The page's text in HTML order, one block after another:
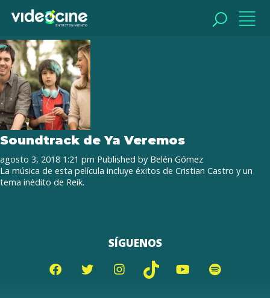
Tag Archive: Soundtrack Ya
Veremos
Soundtrack de Ya Veremos
agosto 3, 2018 1:21 pm Published by Belén Gómez
La música de esta película incluye éxitos de Cristian Castro y un
tema inédito de Reik.
SÍGUENOS